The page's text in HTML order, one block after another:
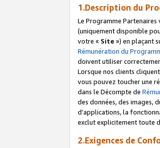
1.Description du
Le Programme
(uniquement disponible
votre « Site ») en plaçant
Rémunération du
doivent utiliser
Lorsque nos clients
vous pouvez toucher une
dans le Décompte de
des données, des images,
d’applications, la
exclut explicitement toute
2.Exigences de